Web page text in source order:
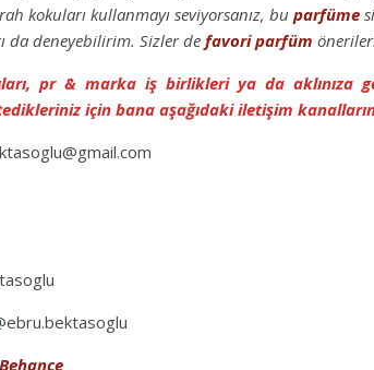
kokuları kullanmayı seviyorsanız, bu parfüme
da deneyebilirim. Sizler de favori parfüm
pr & marka iş birlikleri ya da
için bana aşağıdaki iletişim
Behance